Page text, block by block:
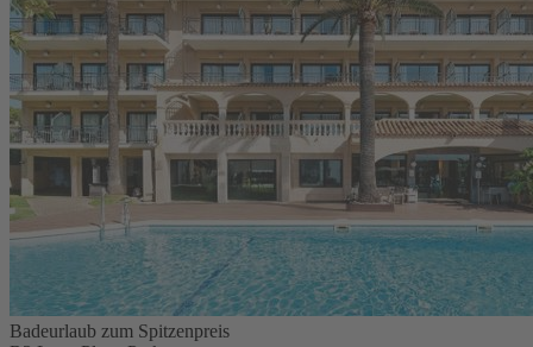
Badeurlaub zum Spitzenpreis